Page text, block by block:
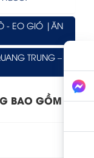
- EO GIÓ |ĂN
TRUNG –
BAO GỒM